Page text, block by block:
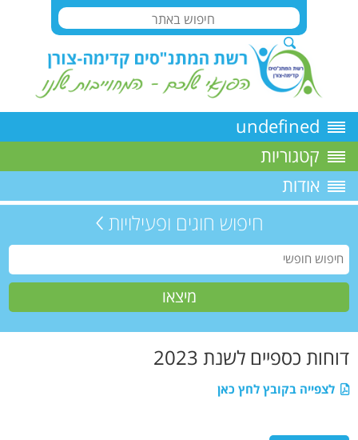
undefined
קטגוריות
אודות
חיפוש חוגים ופעילויות
דוחות כספיים לשנת 2023
לצפייה בקובץ לחץ כאן